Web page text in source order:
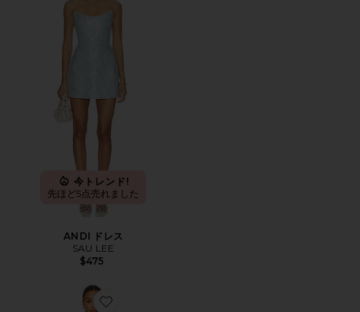
今トレンド!
先ほど5点売れました
ANDI ドレス
SAU LEE
$475